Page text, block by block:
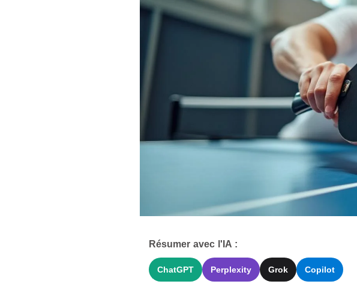
Résumer avec l'IA :
ChatGPT Perplexity Grok Copilot